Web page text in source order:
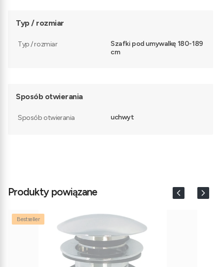
Typ / rozmiar
Typ / rozmiar
Szafki pod umywalkę 180-189
cm
Sposób otwierania
Sposób otwierania uchwyt
Produkty powiązane
Bestseller